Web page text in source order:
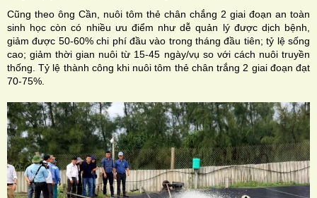
Cũng theo ông Cần, nuôi tôm thẻ chân chắng 2 giai đoạn an toàn
sinh học còn có nhiều ưu điểm như dễ quản lý được dịch bệnh,
giảm được 50-60% chi phí đầu vào trong tháng đầu tiên; tỷ lệ sống
cao; giảm thời gian nuôi từ 15-45 ngày/vụ so với cách nuôi truyền
thống. Tỷ lệ thành công khi nuôi tôm thẻ chân trắng 2 giai đoạn đạt
70-75%.